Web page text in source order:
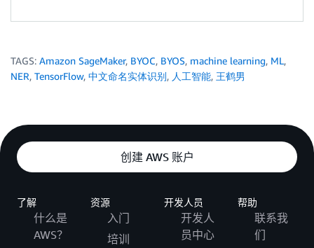
TAGS: Amazon SageMaker, BYOC, BYOS, machine learning, ML,
NER, TensorFlow, 中文命名实体识别, 人工智能, 王鹤男
创建 AWS 账户
了解
什么是
AWS？
资源
入门
培训
开发人员
开发人
员中心
帮助
联系我
们